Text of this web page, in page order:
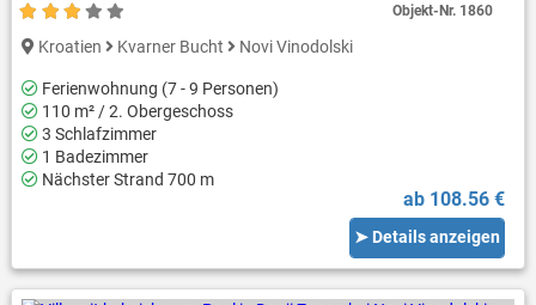
Kroatien Kvarner Bucht Novi Vinodolski
Ferienwohnung (7 - 9 Personen)
110 m² / 2. Obergeschoss
3 Schlafzimmer
1 Badezimmer
Nächster Strand 700 m
ab 108.56 €
➤ Details anzeigen
Objekt-Nr. 1860